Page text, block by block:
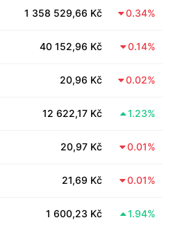
20
1 358 529,66 Kč 0.34%
40 152,96 Kč 0.14%
20,96 Kč 0.02%
12 622,17 Kč 1.23%
20,97 Kč 0.01%
21,69 Kč 0.01%
1 600,23 Kč 1.94%